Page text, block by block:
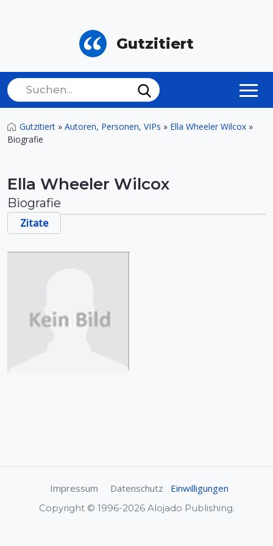
Gutzitiert
Gutzitiert » Autoren, Personen, VIPs » Ella Wheeler Wilcox »
Biografie
Ella Wheeler Wilcox
Biografie
Zitate
Impressum Datenschutz Einwilligungen
Copyright © 1996-2026 Alojado Publishing.